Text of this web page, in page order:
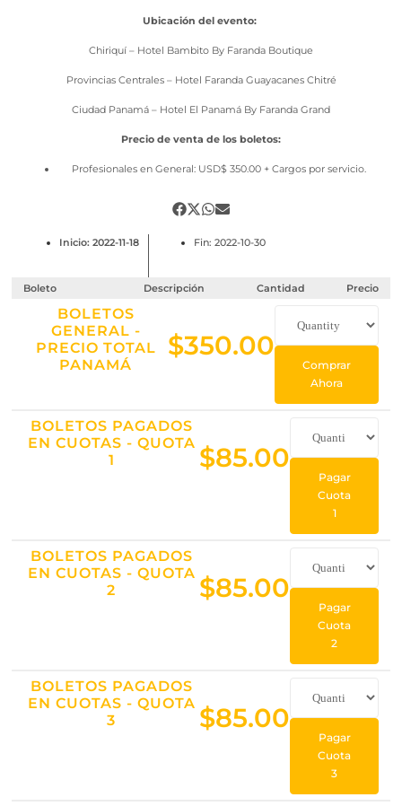
Ubicación del evento:
Chiriquí – Hotel Bambito By Faranda Boutique
Provincias Centrales – Hotel Faranda Guayacanes Chitré
Ciudad Panamá – Hotel El Panamá By Faranda Grand
Precio de venta de los boletos:
Profesionales en General: USD$ 350.00 + Cargos por servicio.
Inicio: 2022-11-18 Fin: 2022-10-30
Boleto Descripción Cantidad Precio
BOLETOS
GENERAL -
PRECIO TOTAL
PANAMÁ
$350.00
Comprar
Ahora
BOLETOS PAGADOS
EN CUOTAS - QUOTA
1
$85.00
Pagar
Cuota
1
BOLETOS PAGADOS
EN CUOTAS - QUOTA
2
$85.00
Pagar
Cuota
2
BOLETOS PAGADOS
EN CUOTAS - QUOTA
3
$85.00
Pagar
Cuota
3